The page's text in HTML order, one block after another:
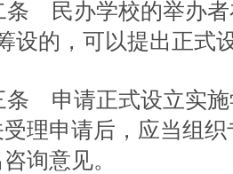
民办学校的举办者
设的，可以提出正式
申请正式设立实施
理申请后，应当组
询意见。